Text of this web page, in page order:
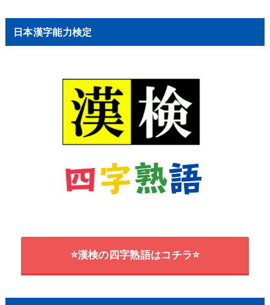
日本漢字能力検定
⭐漢検の四字熟語はコチラ⭐